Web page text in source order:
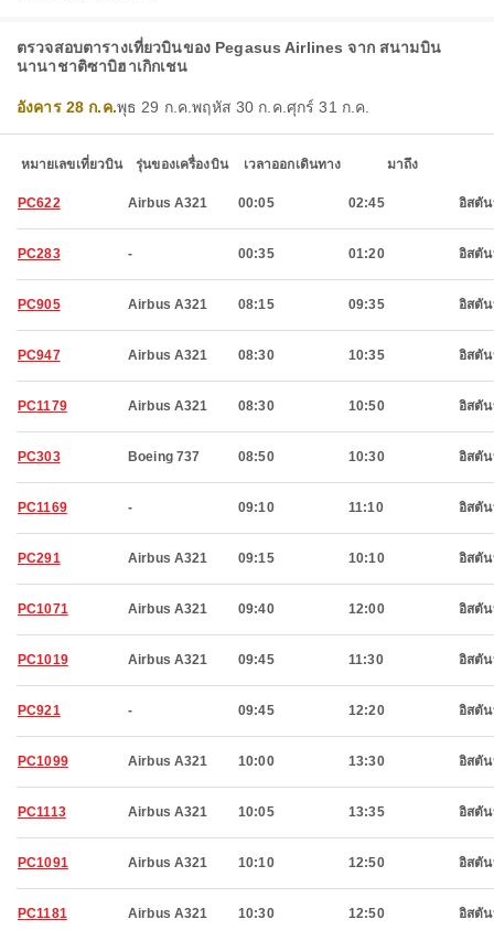
ตรวจสอบตารางเที่ยวบินของ Pegasus Airlines จาก สนามบิน
นานาชาติซาบิฮาเกิกเชน
อังคาร 28 ก.ค.พุธ 29 ก.ค.พฤหัส 30 ก.ค. ศุกร์ 31 ก.ค.
หมายเลขเที่ยวบิน รุ่นของเครื่องบิน เวลาออกเดินทาง มาถึง
PC622 Airbus A321 00:05 02:45 อิสตั
PC283 - 00:35 01:20 อิสตั
PC905 Airbus A321 08:15 09:35 อิสตั
PC947 Airbus A321 08:30 10:35 อิสตั
PC1179 Airbus A321 08:30 10:50 อิสตั
PC303 Boeing 737 08:50 10:30 อิสตั
PC1169 - 09:10 11:10 อิสตั
PC291 Airbus A321 09:15 10:10 อิสตั
PC1071 Airbus A321 09:40 12:00 อิสตั
PC1019 Airbus A321 09:45 11:30 อิสตั
PC921 - 09:45 12:20 อิสตั
PC1099 Airbus A321 10:00 13:30 อิสตั
PC1113 Airbus A321 10:05 13:35 อิสตั
PC1091 Airbus A321 10:10 12:50 อิสตั
PC1181 Airbus A321 10:30 12:50 อิสตั